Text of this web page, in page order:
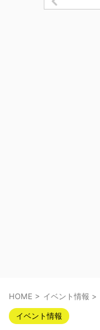
HOME > イベント情報 >
イベント情報